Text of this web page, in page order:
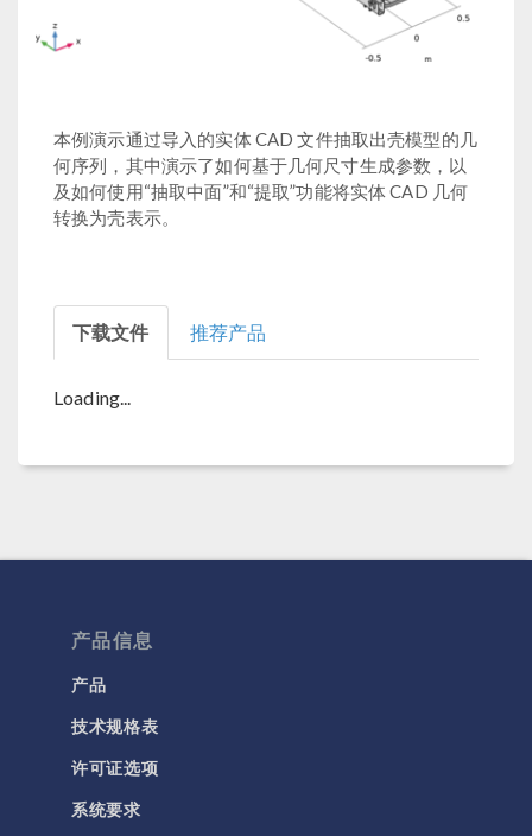
本例演示通过导入的实体 CAD 文件抽取出壳模型的几
何序列，其中演示了如何基于几何尺寸生成参数，以
及如何使用“抽取中面”和“提取”功能将实体 CAD 几何
转换为壳表示。
下载文件 推荐产品
Loading...
产品信息
产品
技术规格表
许可证选项
系统要求